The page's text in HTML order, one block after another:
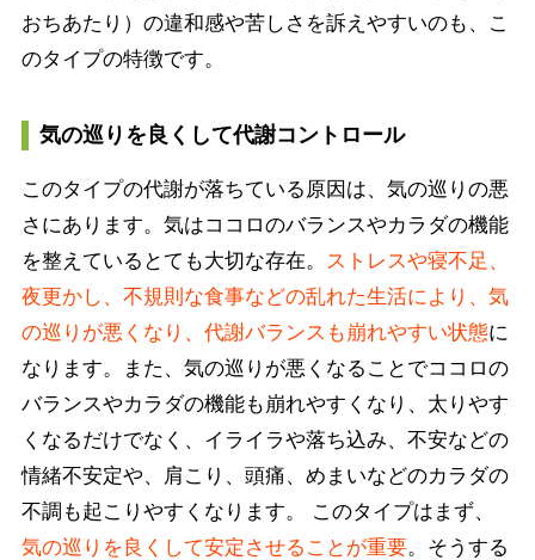
おちあたり）の違和感や苦しさを訴えやすいのも、こ
のタイプの特徴です。
気の巡りを良くして代謝コントロール
このタイプの代謝が落ちている原因は、気の巡りの悪
さにあります。気はココロのバランスやカラダの機能
を整えているとても大切な存在。 ストレスや寝不足、
夜更かし、不規則な食事などの乱れた生活により、気
の巡りが悪くなり、代謝バランスも崩れやすい状態に
なります。また、気の巡りが悪くなることでココロの
バランスやカラダの機能も崩れやすくなり、太りやす
くなるだけでなく、イライラや落ち込み、不安などの
情緒不安定や、肩こり、頭痛、めまいなどのカラダの
不調も起こりやすくなります。 このタイプはまず、
気の巡りを良くして安定させることが重要。そうする